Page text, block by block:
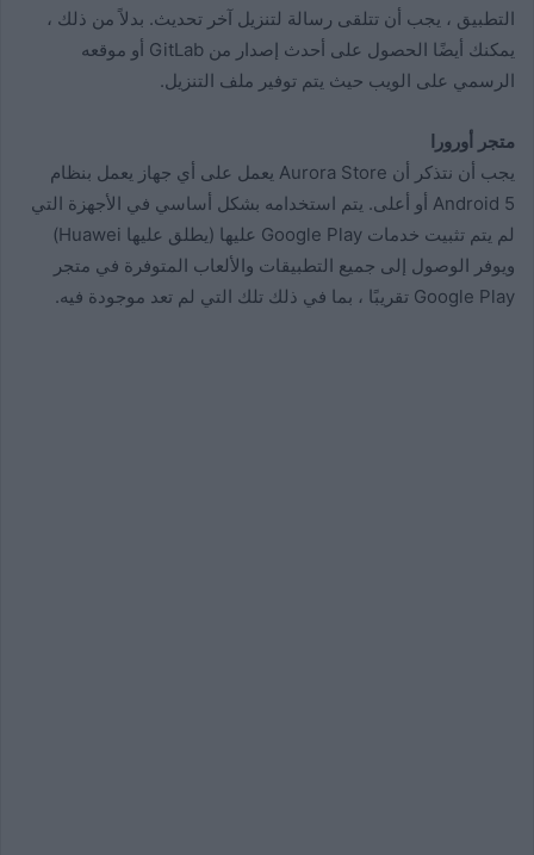
التطبيق ، يجب أن تتلقى رسالة لتنزيل آخر تحديث. بدلاً من ذلك ،
يمكنك أيضًا الحصول على أحدث إصدار من GitLab أو موقعه
الرسمي على الويب حيث يتم توفير ملف التنزيل.
متجر أورورا
يجب أن نتذكر أن Aurora Store يعمل على أي جهاز يعمل بنظام
Android 5 أو أعلى. يتم استخدامه بشكل أساسي في الأجهزة التي
لم يتم تثبيت خدمات Google Play عليها (يطلق عليها Huawei)
ويوفر الوصول إلى جميع التطبيقات والألعاب المتوفرة في متجر
Google Play تقريبًا ، بما في ذلك تلك التي لم تعد موجودة فيه.